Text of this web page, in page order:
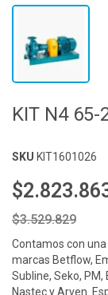
KIT N4 65-
SKU KIT1601026
$3.529.829
Contamos con
marcas Betflow,
Subline, Seko, PM,
Nastec y Arven.